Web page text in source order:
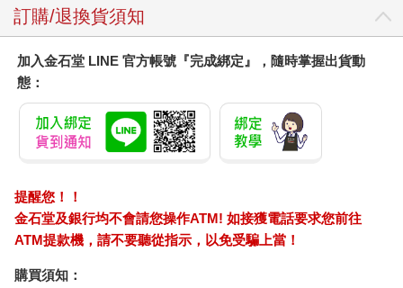
請入學人數，以降低錄取比率，使州議會對本大學嚴謹辦學印象
深刻，以增加對本大學的經費補助。了解真正目的之後，教職員
們提出數個辦法，但沒有一個與增加入學人數有關。
5.2.2 科技概念 有時候，我們腦袋裡並沒有任何問題，卻有一個解
決方案在手──也就是說，已經存在解決方案，現在要找這個解決
有想過這些洞洞紙條應該有用途？洞洞紙條就是解決方案，問題
則是：「我們應該如何利用它？」經過三十年研究，有一天，傑
瑞（本書作者之一）買了一隻小德國牧羊犬蜜糖，突然發現這個
解決方案可以解決的問題。電腦報表紙兩邊的洞洞條，最適合舖
在狗窩，給狗狗當床舖。
訂購/退換貨須知
加入金石堂 LINE 官方帳號『完成綁定』，隨時掌握出貨動
態：
提醒您！！
金石堂及銀行均不會請您操作ATM! 如接獲電話要求您前往
ATM提款機，請不要聽從指示，以免受騙上當！
購買須知：